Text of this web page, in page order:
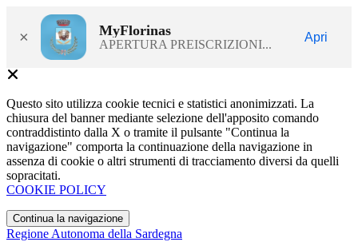
× MyFlorinas
APERTURA PREISCRIZIONI...
Apri
Questo sito utilizza cookie tecnici e statistici anonimizzati. La
chiusura del banner mediante selezione dell'apposito comando
contraddistinto dalla X o tramite il pulsante "Continua la
navigazione" comporta la continuazione della navigazione in
assenza di cookie o altri strumenti di tracciamento diversi da quelli
sopracitati.
COOKIE POLICY
Continua la navigazione
Regione Autonoma della Sardegna